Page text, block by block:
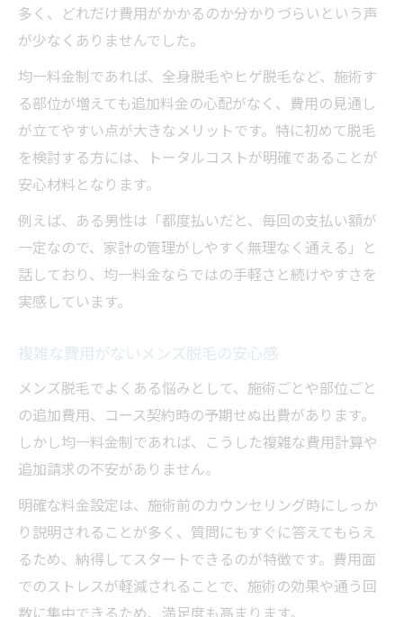
メンズ脱毛は均一料金で無駄な出費を防ぐ
シンプルな料金体系がもたらす安心な脱毛体験
メンズ脱毛はシンプルな料金体系が重要
均一料金で安心できるメンズ脱毛の流れ
追加費用の心配がないメンズ脱毛の魅力
複雑なプランを避けるなら均一料金のメン
ズ脱毛
分かりやすい料金で始めるメンズ脱毛体験
均一料金ならメンズ脱毛が気軽に選べる理由
均一料金のメンズ脱毛が気軽に始められる
訳
料金の不安を解消するメンズ脱毛の均一料
均一料金で手軽に通えるメンズ脱毛の魅力
初めてでも安心なメンズ脱毛の料金設定
コスパ重視派が注目するメンズ脱毛のポイント
コスパ重視の方へおすすめのメンズ脱毛選
び
均一料金で叶うメンズ脱毛の賢い活用法
多く、どれだけ費用がかかるのか分かりづらいという声
が少なくありませんでした。
均一料金制であれば、全身脱毛やヒゲ脱毛など、施術す
る部位が増えても追加料金の心配がなく、費用の見通し
が立てやすい点が大きなメリットです。特に初めて脱毛
を検討する方には、トータルコストが明確であることが
安心材料となります。
例えば、ある男性は「都度払いだと、毎回の支払い額が
一定なので、家計の管理がしやすく無理なく通える」と
話しており、均一料金ならではの手軽さと続けやすさを
実感しています。
複雑な費用がないメンズ脱毛の安心感
メンズ脱毛でよくある悩みとして、施術ごとや部位ごと
の追加費用、コース契約時の予期せぬ出費があります。
しかし均一料金制であれば、こうした複雑な費用計算や
追加請求の不安がありません。
明確な料金設定は、施術前のカウンセリング時にしっか
り説明されることが多く、質問にもすぐに答えてもらえ
るため、納得してスタートできるのが特徴です。費用面
でのストレスが軽減されることで、施術の効果や通う回
数に集中できるため、満足度も高まります。